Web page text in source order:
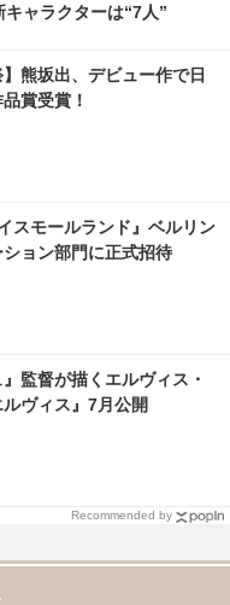
キャラクターは“7人”
】熊坂出、デビュー作で日
賞受賞！
スモールランド』ベルリン
ョン部門に正式招待
監督が描くエルヴィス・
ヴィス』7月公開
Recommended by